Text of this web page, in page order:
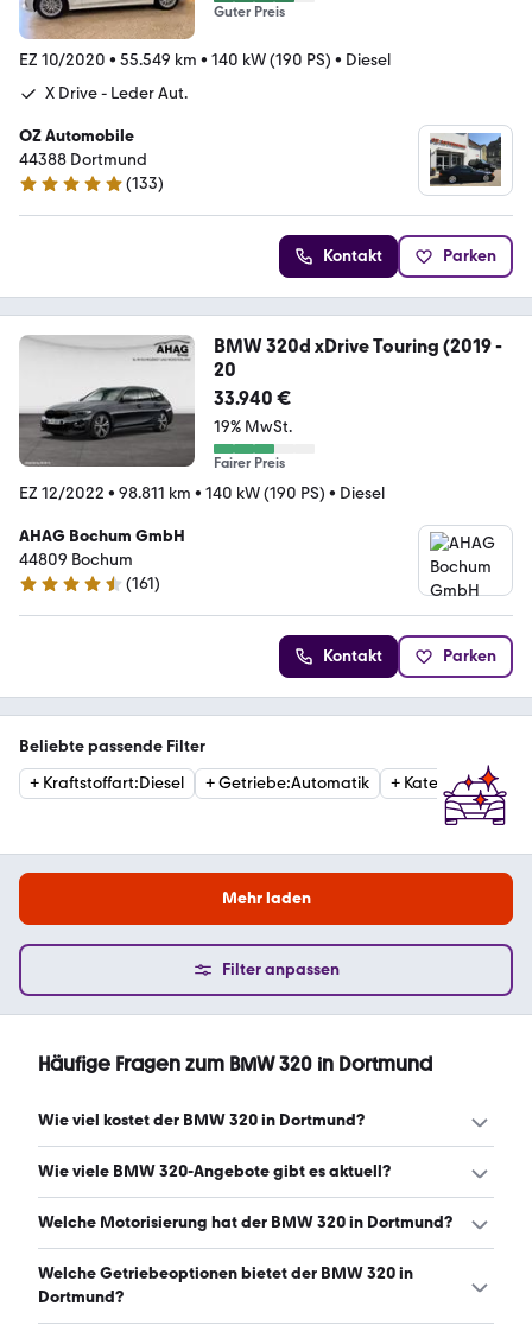
Guter Preis
EZ 10/2020 • 55.549 km • 140 kW (190 PS) • Diesel
X Drive - Leder Aut.
OZ Automobile
44388 Dortmund
5 Sterne
(133)
Kontakt Parken
BMW 320d xDrive Touring (2019 -
20
33.940 €
19% MwSt.
Fairer Preis
EZ 12/2022 • 98.811 km • 140 kW (190 PS) • Diesel
AHAG Bochum GmbH
44809 Bochum
4.6 Sterne
(161)
Kontakt Parken
Beliebte passende Filter
+ Kraftstoffart:Diesel +Getriebe:Automatik + Kategorie:
Mehr laden
Filter anpassen
Häufige Fragen zum BMW 320 in Dortmund
Wie viel kostet der BMW 320 in Dortmund?
Ein guter Preis für einen BMW 320 in Dortmund liegt
starten ab 274 € monatlich. (Stand: 7.8.2026)
Wie viele BMW 320-Angebote gibt es aktuell?
Es gibt insgesamt 236 BMW 320 bei mobile.de, davon 220
Welche Motorisierung hat der BMW 320 in Dortmund?
Der BMW 320 in Dortmund hat Leistungen zwischen 150
und 190 PS. (Stand: 7.8.2026)
Welche Getriebeoptionen bietet der BMW 320 in
Dortmund?